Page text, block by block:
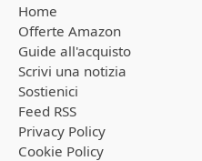
Home
Offerte Amazon
Guide all'acquisto
Scrivi una notizia
Sostienici
Feed RSS
Privacy Policy
Cookie Policy